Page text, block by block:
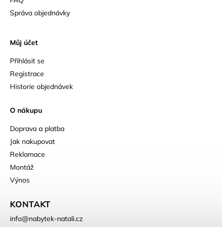
Správa objednávky
Můj účet
Přihlásit se
Registrace
Historie objednávek
O nákupu
Doprava a platba
Jak nakupovat
Reklamace
Montáž
Výnos
KONTAKT
info@nabytek-natali.cz